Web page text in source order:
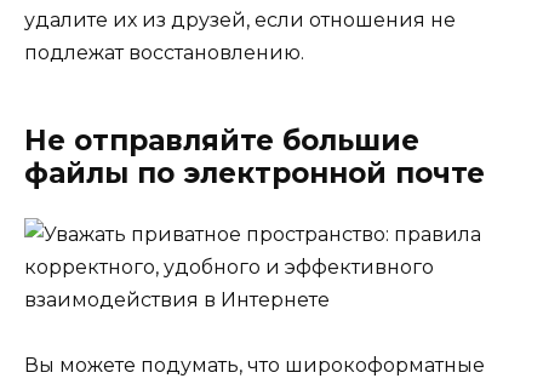
удалите их из друзей, если отношения не
подлежат восстановлению.
Не отправляйте большие
файлы по электронной почте
Вы можете подумать, что широкоформатные